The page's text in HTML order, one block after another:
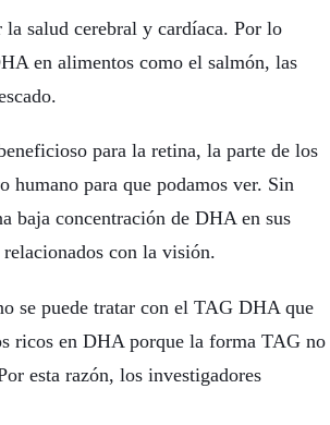
salud cerebral y cardíaca. Por lo
en alimentos como el salmón, las
para la retina, la parte de los
humano para que podamos ver. Sin
baja concentración de DHA en sus
con la visión.
se puede tratar con el TAG DHA que
ricos en DHA porque la forma TAG no
esta razón, los investigadores